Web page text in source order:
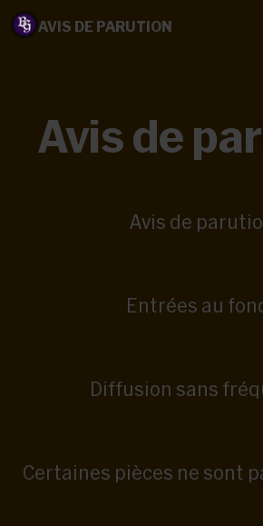
AVIS DE PARUTION
Avis de
Avis de
Entrées au
Diffusion sans
Certaines pièces ne sont